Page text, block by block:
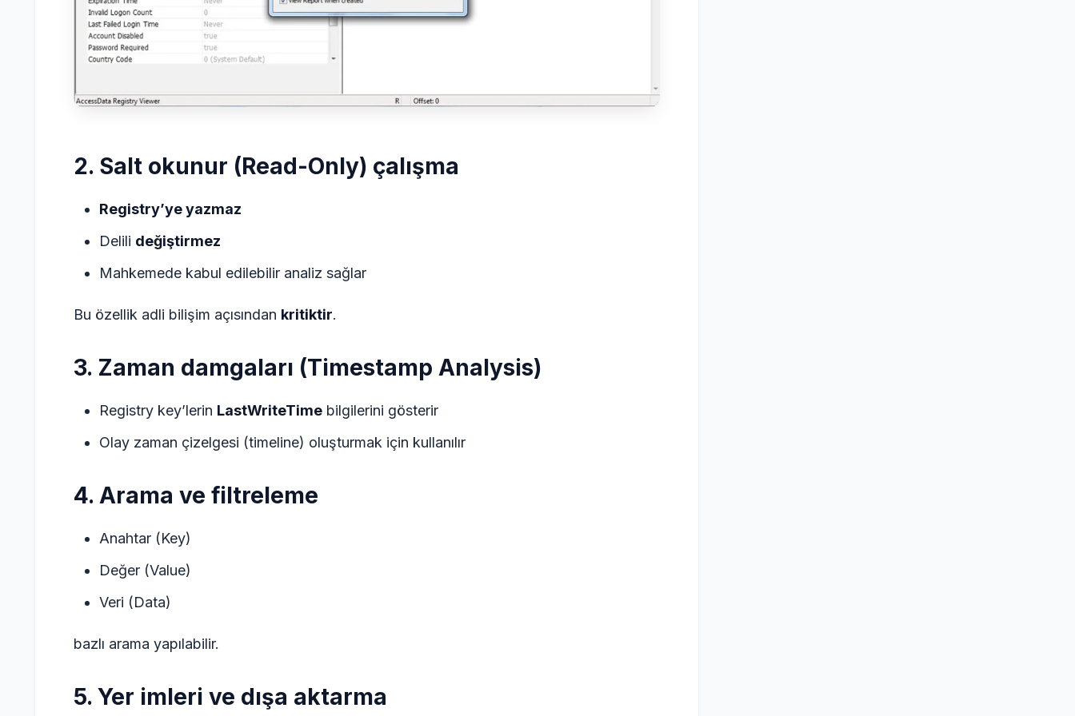
2. Salt okunur (Read-Only) çalışma
Registry’ye yazmaz
Delili değiştirmez
Mahkemede kabul edilebilir analiz sağlar
Bu özellik adli bilişim açısından kritiktir.
3. Zaman damgaları (Timestamp Analysis)
Registry key’lerin LastWriteTime bilgilerini gösterir
Olay zaman çizelgesi (timeline) oluşturmak için kullanılır
4. Arama ve filtreleme
Anahtar (Key)
Değer (Value)
Veri (Data)
bazlı arama yapılabilir.
5. Yer imleri ve dışa aktarma